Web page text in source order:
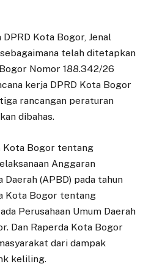
Kota Bogor, Jenal
telah ditetapkan
Nomor 188.342/26
kerja DPRD Kota Bogor
rancangan peraturan
dibahas.
Kota Bogor tentang
Anggaran
Daerah (APBD) pada tahun
Kota Bogor tentang
Perusahaan Umum Daerah
Dan Raperda Kota Bogor
dari dampak
keliling.